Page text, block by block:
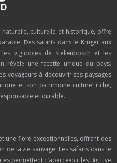
naturelle, culturelle et historique, offre
Des safaris dans le Kruger aux
vignobles de Stellenbosch et les
révèle une facette unique du pays.
voyageurs à découvrir ses paysages
et son patrimoine culturel riche,
et durable.
une flore exceptionnelles, offrant des
de la vie sauvage. Les safaris dans le
permettent d’apercevoir les Big Five